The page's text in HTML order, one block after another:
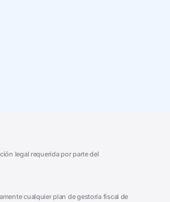
legal requerida por parte del
cualquier plan de gestoría fiscal de